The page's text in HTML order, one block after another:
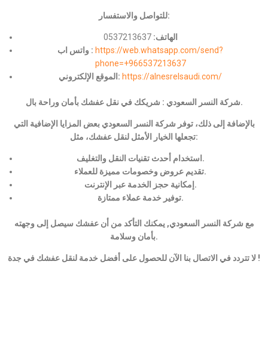
للتواصل والاستفسار:
الهاتف: 0537213637
واتس اب : https://web.whatsapp.com/send?
phone=+966537213637
الموقع الإلكتروني: https://alnesrelsaudi.com/
شركة النسر السعودي : شريكك في نقل عفشك بأمان وراحة بال.
بالإضافة إلى ذلك، توفر شركة النسر السعودي بعض المزايا الإضافية التي
تجعلها الخيار الأمثل لنقل عفشك، مثل:
استخدام أحدث تقنيات النقل والتغليف.
تقديم عروض وخصومات مميزة للعملاء.
إمكانية حجز الخدمة عبر الإنترنت.
توفير خدمة عملاء ممتازة.
مع شركة النسر السعودي, يمكنك التأكد من أن عفشك سيصل إلى وجهته
بأمان وسلامة.
لا تتردد في الاتصال بنا الآن للحصول على أفضل خدمة لنقل عفشك في جدة !